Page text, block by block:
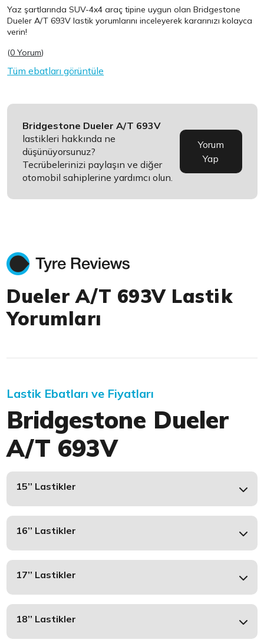
Yaz şartlarında SUV-4x4 araç tipine uygun olanBridgestone
Dueler A/T 693V lastik yorumlarını inceleyerek kararınızı kolayca
verin!
(0 Yorum)
Tüm ebatları görüntüle
Bridgestone Dueler A/T 693V
lastikleri hakkında ne
düşünüyorsunuz?
Tecrübelerinizi paylaşın ve diğer
otomobil sahiplerine yardımcı olun.
Yorum
Yap
Dueler A/T 693V Lastik
Yorumları
Lastik Ebatları ve Fiyatları
Bridgestone Dueler
A/T 693V
15’’ Lastikler
16’’ Lastikler
17’’ Lastikler
18’’ Lastikler